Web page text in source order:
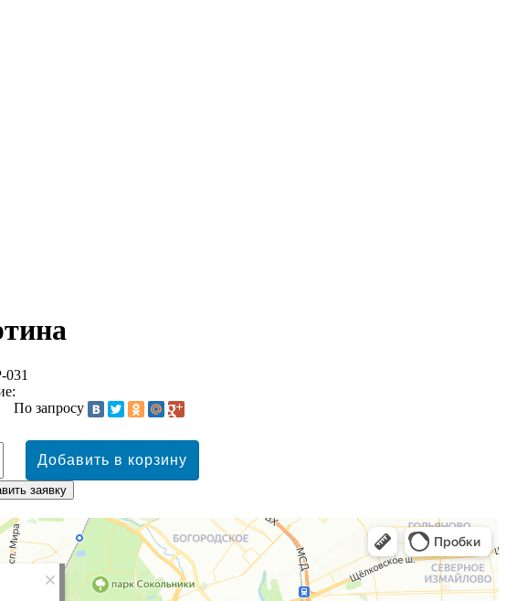
031
По запросу